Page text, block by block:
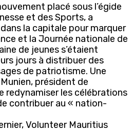
placé sous l’égide
et des Sports, a
la capitale pour marquer
et la Journée nationale de
de jeunes s’étaient
jours à distribuer des
de patriotisme. Une
président de
redynamiser les célébrations
contribuer au « nation-
Volunteer Mauritius